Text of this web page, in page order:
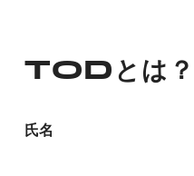
TODとは？
氏名